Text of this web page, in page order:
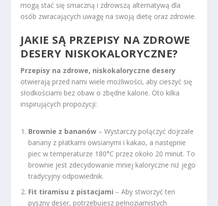
mogą stać się smaczną i zdrowszą alternatywą dla
osób zwracających uwagę na swoją dietę oraz zdrowie.
JAKIE SĄ PRZEPISY NA ZDROWE
DESERY NISKOKALORYCZNE?
Przepisy na zdrowe, niskokaloryczne desery
otwierają przed nami wiele możliwości, aby cieszyć się
słodkościami bez obaw o zbędne kalorie. Oto kilka
inspirujących propozycji:
Brownie z bananów – Wystarczy połączyć dojrzałe
banany z płatkami owsianymi i kakao, a następnie
piec w temperaturze 180°C przez około 20 minut. To
brownie jest zdecydowanie mniej kaloryczne niż jego
tradycyjny odpowiednik.
Fit tiramisu z pistacjami – Aby stworzyć ten
pyszny deser, potrzebujesz pełnoziarnistych